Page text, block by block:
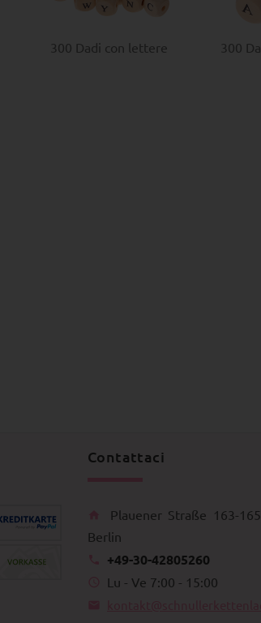
300 Dadi con lettere 300
Contattaci
Plauener Straße 163-
Berlin
+49-30-42805260
Lu - Ve 7:00 - 15:00